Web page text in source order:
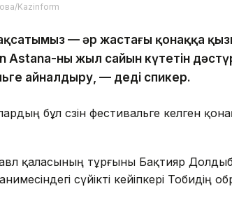
Kazinform
— әр жастағы қонаққа
Astana-ны жыл сайын күтетін
айналдыру, — деді спикер.
бұл сөзін фестивальге келген
қаласының тұрғыны Бақтияр
сүйікті кейіпкері Тобидің